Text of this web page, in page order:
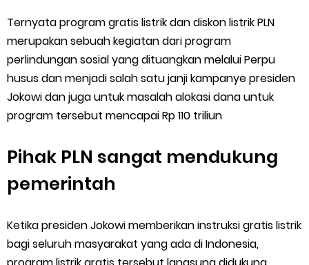
Ternyata program gratis listrik dan diskon listrik PLN
merupakan sebuah kegiatan dari program
perlindungan sosial yang dituangkan melalui Perpu
husus dan menjadi salah satu janji kampanye presiden
Jokowi dan juga untuk masalah alokasi dana untuk
program tersebut mencapai Rp 110 triliun
Pihak PLN sangat mendukung
pemerintah
Ketika presiden Jokowi memberikan instruksi gratis listrik
bagi seluruh masyarakat yang ada di Indonesia,